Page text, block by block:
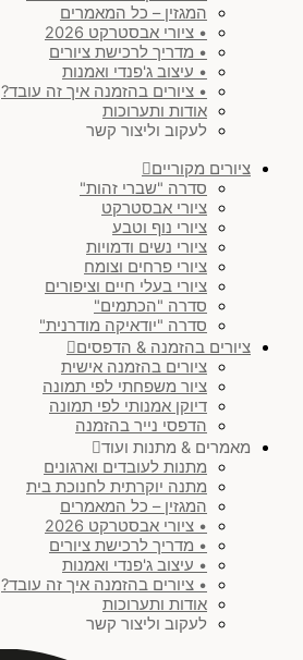
המגזין – כל המאמרים
• ציורי אבסטרקט 2026
• מדריך לרכישת ציורים
• עיצוב ג'פנדי ואמנות
• ציורים בהזמנה איך זה עובד?
אודות ותערוכות
לעקוב וליצור קשר
ציורים מקוריים
סדרה "שברי זהות"
ציורי אבסטרקט
ציורי נוף וטבע
ציורי נשים ודמויות
ציורי פרחים וצומח
ציורי בעלי חיים וציפורים
סדרה "הכתמים"
סדרה "יודאיקה מודרנית"
ציורים בהזמנה & הדפסים
ציורים בהזמנה אישית
ציור משפחתי לפי תמונה
דיוקן אמנותי לפי תמונה
הדפסי נייר בהזמנה
מאמרים & מתנות ועוד
מתנות לעובדים וארגונים
מתנה יוקרתית לחנוכת בית
המגזין – כל המאמרים
• ציורי אבסטרקט 2026
• מדריך לרכישת ציורים
• עיצוב ג'פנדי ואמנות
• ציורים בהזמנה איך זה עובד?
אודות ותערוכות
לעקוב וליצור קשר